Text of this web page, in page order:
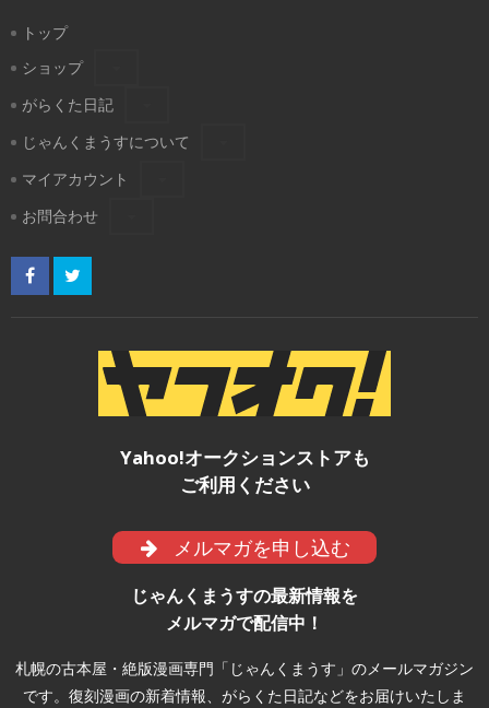
トップ
ショップ
がらくた日記
じゃんくまうすについて
マイアカウント
お問合わせ
Yahoo!オークションストアも
ご利用ください
メルマガを申し込む
じゃんくまうすの最新情報を
メルマガで配信中！
札幌の古本屋・絶版漫画専門「じゃんくまうす」のメールマガジン
です。復刻漫画の新着情報、がらくた日記などをお届けいたしま